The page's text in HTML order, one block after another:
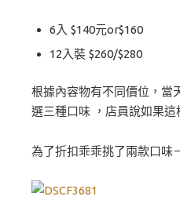
6入 $140元or$160
12入裝 $260/$280
根據內容物有不同價位，當
選三種口味 ，店員說如果
為了折扣乖乖挑了兩款口味